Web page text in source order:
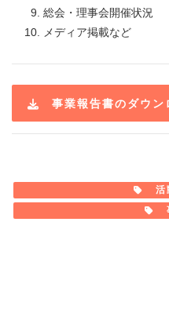
総会・理事会開催状況
メディア掲載など
事業報告書のダウン
活